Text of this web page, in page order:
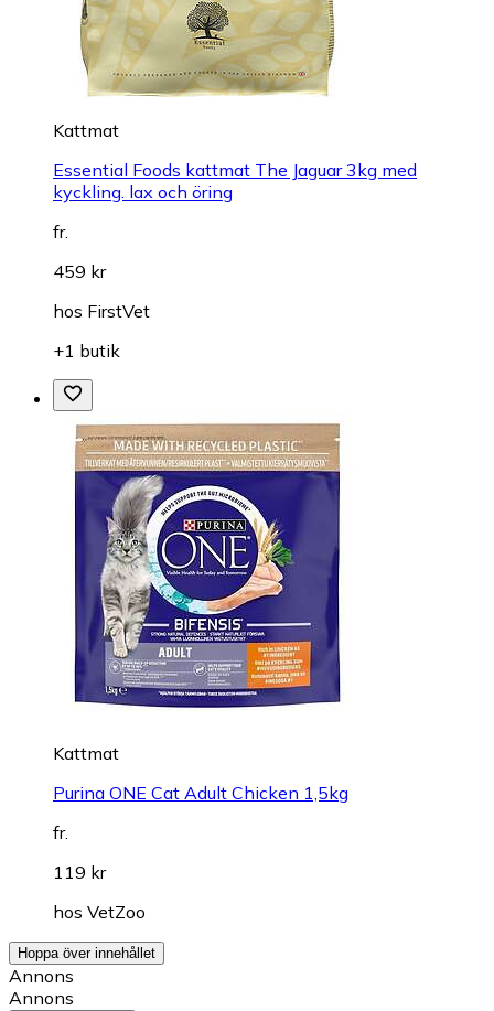
Kattmat
Essential Foods kattmat The Jaguar 3kg med
kyckling. lax och öring
fr.
459 kr
hos FirstVet
+1 butik
Kattmat
Purina ONE Cat Adult Chicken 1,5kg
fr.
119 kr
hos VetZoo
Hoppa över innehållet
Annons
Annons